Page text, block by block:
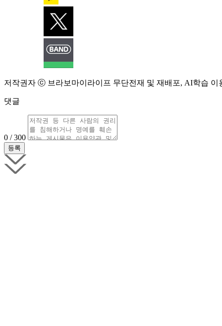
저작권자 ⓒ 브라보마이라이프 무단전재 및 재배포, AI학습 이
댓글
0 / 300